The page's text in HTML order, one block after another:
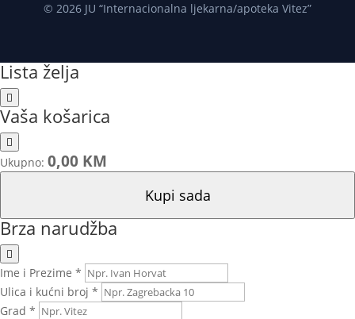
© 2026 JU “Internacionalna ljekarna/apoteka Vitez”
Lista želja
Vaša košarica
Ukupno: 0,00 KM
Kupi sada
Brza narudžba
Ime i Prezime *
Ulica i kućni broj *
Grad *